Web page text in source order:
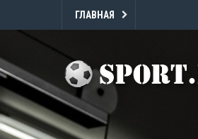
ГЛАВНАЯ